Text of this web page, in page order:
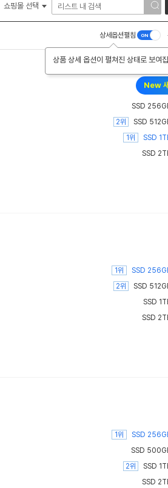
쇼핑몰 선택
상세옵션펼침
상품 상세 옵션이 펼쳐진 상태로 보여
New
SSD
2위
SSD
1위
SSD
SSD
1위
SSD
2위
SSD
SSD
SSD
1위
SSD
SSD
2위
SSD
SSD